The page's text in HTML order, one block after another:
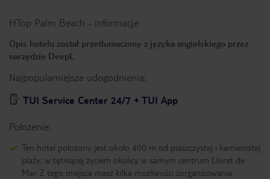
HTop Palm Beach - informacje
Opis hotelu został przetłumaczony z języka angielskiego przez
narzędzie DeepL
Najpopularniejsze udogodnienia:
TUI Service Center 24/7 + TUI App
Położenie:
Ten hotel położony jest około 400 m od piaszczystej i kamienistej
plaży, w tętniącej życiem okolicy w samym centrum Lloret de
Mar. Z tego miejsca masz kilka możliwości zorganizowania